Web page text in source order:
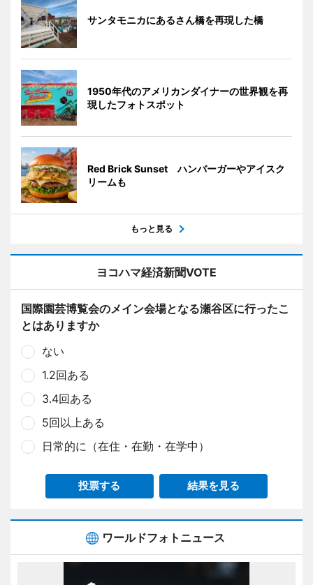
サンタモニカにあるさん橋を再現した橋
1950年代のアメリカンダイナーの世界観を再
現したフォトスポット
Red Brick Sunset ハンバーガーやアイスク
リームも
もっと見る
ヨコハマ経済新聞VOTE
国際園芸博覧会のメイン会場となる瀬谷区に行ったこ
とはありますか
ない
1.2回ある
3.4回ある
5回以上ある
日常的に（在住・在勤・在学中）
投票する 結果を見る
ワールドフォトニュース